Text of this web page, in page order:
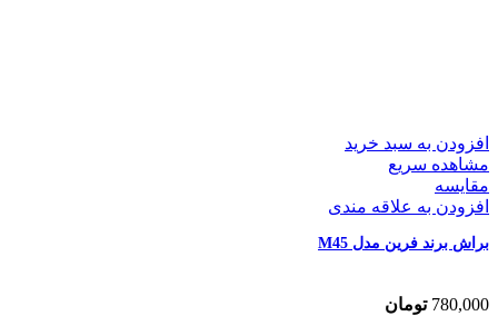
افزودن به سبد خرید
مشاهده سریع
مقایسه
افزودن به علاقه مندی
براش برند فرین مدل M45
780,000 تومان